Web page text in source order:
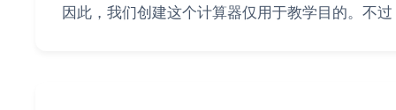
因此，我们创建这个计算器仅用于教学目的。不